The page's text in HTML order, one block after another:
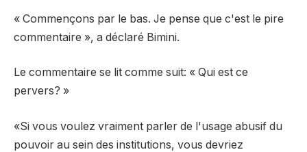
« Commençons par le bas. Je pense que c'est le pire
commentaire », a déclaré Bimini.
Le commentaire se lit comme suit: « Qui est ce
pervers? »
«Si vous voulez vraiment parler de l'usage abusif du
pouvoir au sein des institutions, vous devriez